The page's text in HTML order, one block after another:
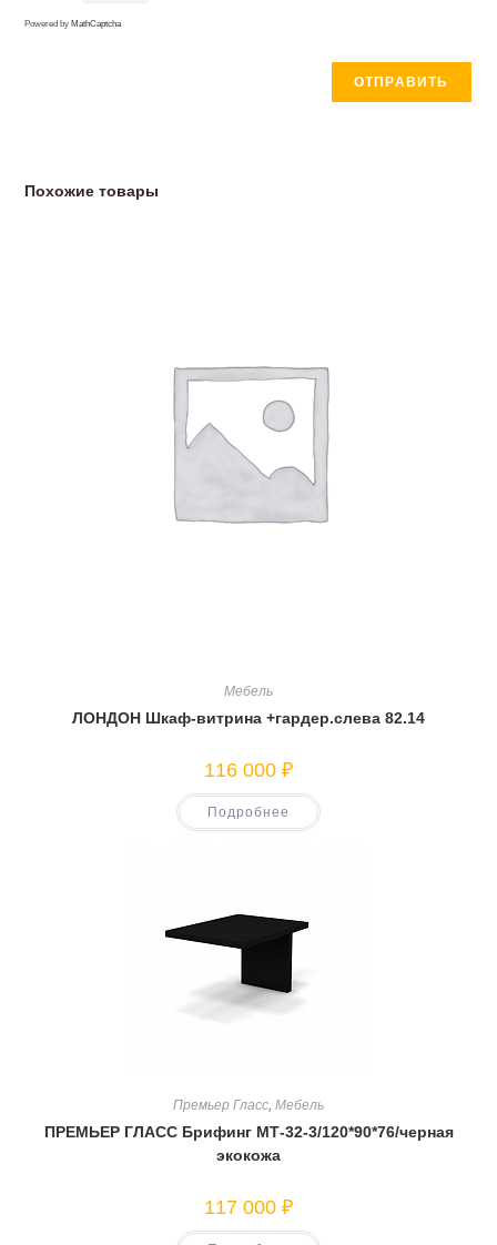
Powered by MathCaptcha
Похожие товары
Мебель
ЛОНДОН Шкаф-витрина +гардер.слева 82.14
116 000 ₽
Подробнее
Премьер Гласс, Мебель
ПРЕМЬЕР ГЛАСС Брифинг МТ-32-3/120*90*76/черная
экокожа
117 000 ₽